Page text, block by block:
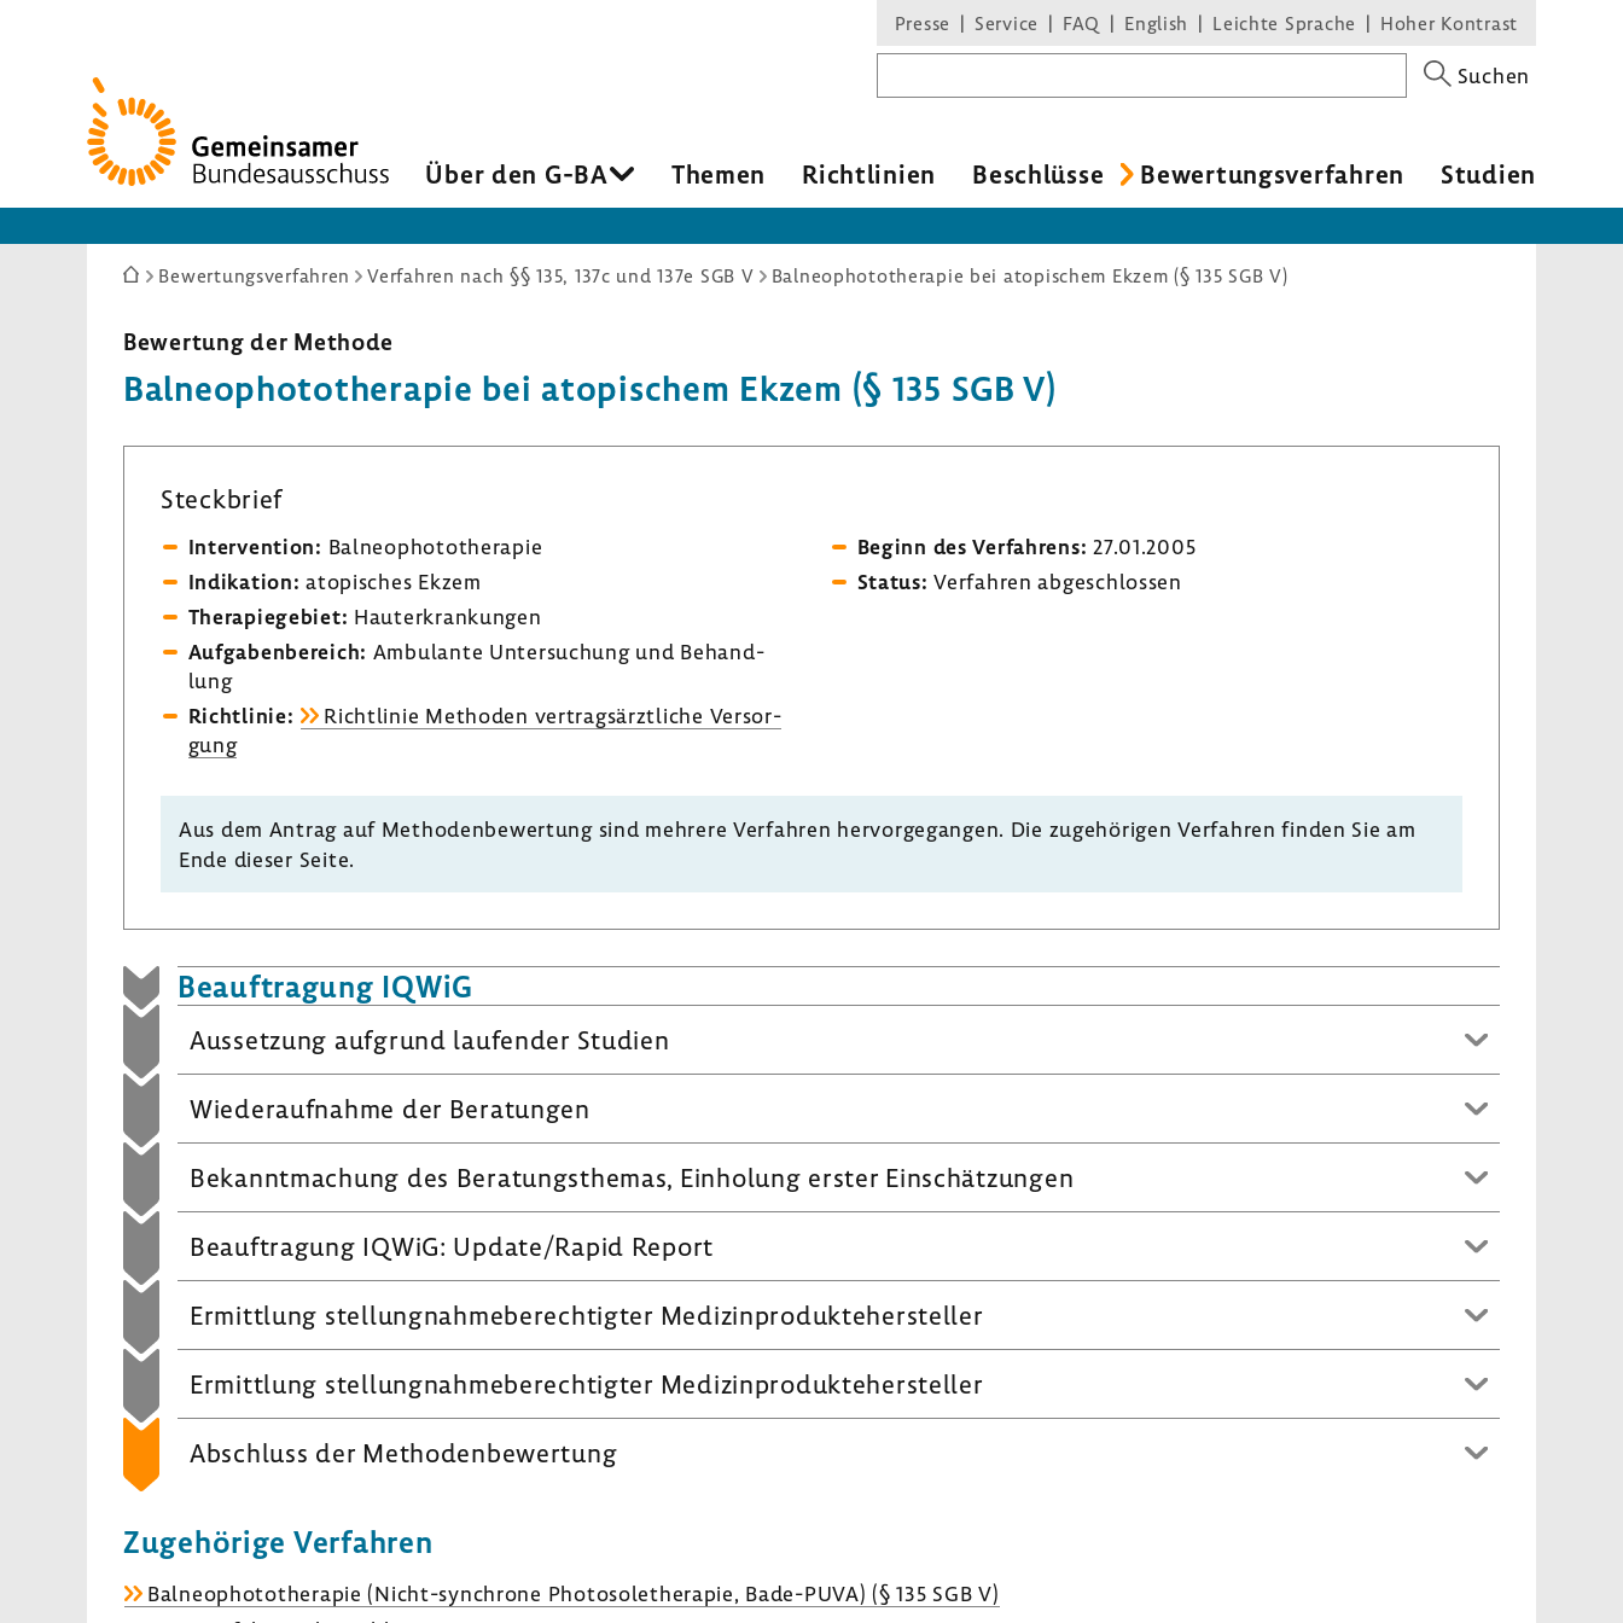
Zur
Startseite
Presse Service FAQ English Leichte Sprache Hoher Kontrast
Suchen
Über den G-BA Themen Richt­li­nien Beschlüsse Bewer­tungs­ver­fahren Studien
Sie
hier:
Bewertungsverfahren Verfahren nach §§ 135, 137c und 137e SGB V Balneophototherapie bei atopischem Ekzem (§ 135 SGB V)
Bewer­tung der Methode
Balneo­pho­to­the­rapie bei atopi­schem Ekzem (§ 135 SGB V)
Steck­brief
Inter­ven­tion: Balneo­pho­to­the­rapie
Indi­ka­tion: atopi­sches Ekzem
Thera­pie­ge­biet: Haut­er­kran­kungen
Aufga­ben­be­reich: Ambu­lante Unter­su­chung und Behand­
lung
Richt­linie:
Richt­linie Methoden vertrags­ärzt­liche Versor­
gung
Beginn des Verfah­rens: 27.01.2005
Status: Verfahren abge­schlossen
Aus dem Antrag auf Metho­den­be­wer­tung sind mehrere Verfahren hervor­ge­gangen. Die zuge­hö­rigen Verfahren finden Sie am
Ende dieser Seite.
Beauf­tra­gung IQWiG
Ausset­zung aufgrund laufender Studien
Wieder­auf­nahme der Bera­tungen
Bekannt­ma­chung des Bera­tungs­themas, Einho­lung erster Einschät­zungen
Beauf­tra­gung IQWiG: Update/Rapid Report
Ermitt­lung stel­lung­nah­me­be­rech­tigter Medi­zin­pro­dukte­her­steller
Ermitt­lung stel­lung­nah­me­be­rech­tigter Medi­zin­pro­dukte­her­steller
Abschluss der Metho­den­be­wer­tung
Zuge­hö­rige Verfahren
Balneo­pho­to­the­rapie (Nicht-​synchrone Photo­so­le­the­rapie, Bade-​PUVA) (§ 135 SGB V)